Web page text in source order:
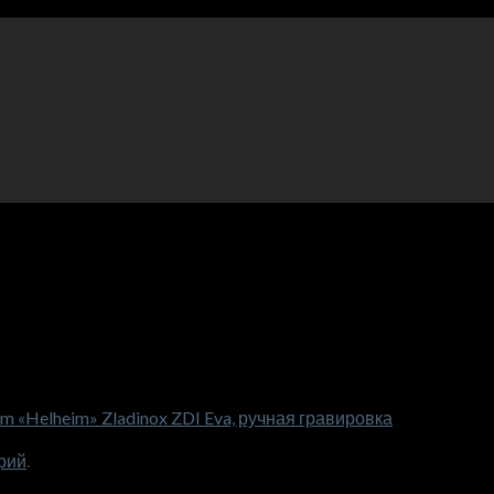
«Helheim» Zladinox ZDI Eva, ручная гравировка
.